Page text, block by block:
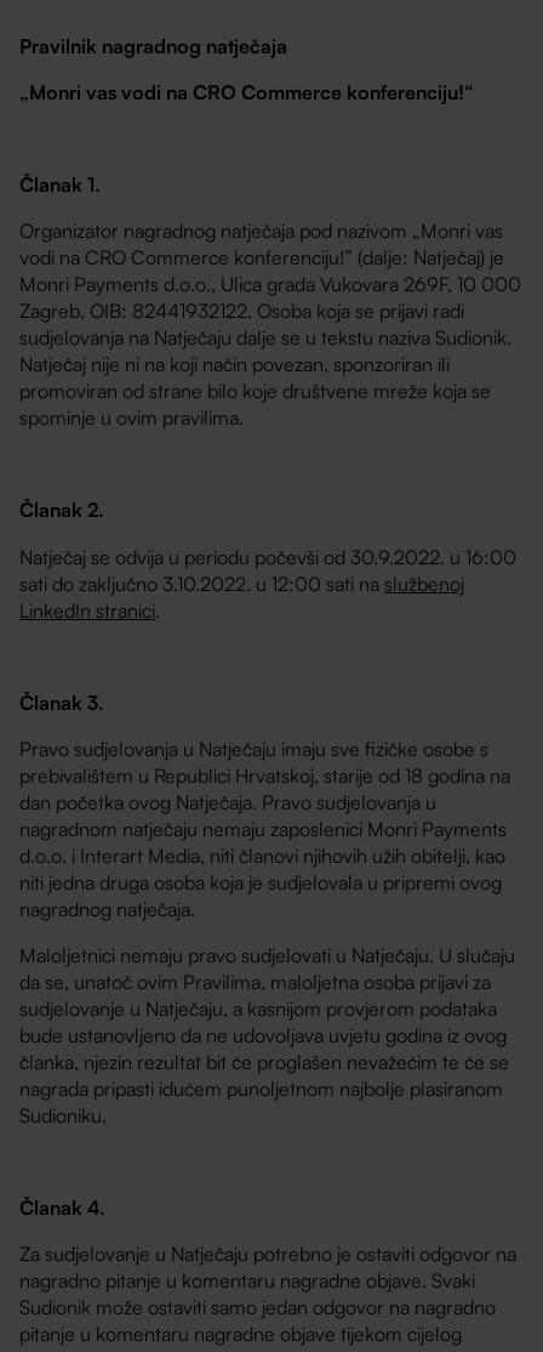
Pravilnik nagradnog natječaja
„Monri vas vodi na CRO Commerce konferenciju!“
Članak 1.
Organizator nagradnog natječaja pod nazivom „Monri vas
vodi na CRO Commerce konferenciju!” (dalje: Natječaj) je
Monri Payments d.o.o., Ulica grada Vukovara 269F, 10 000
Zagreb, OIB: 82441932122. Osoba koja se prijavi radi
sudjelovanja na Natječaju dalje se u tekstu naziva Sudionik.
Natječaj nije ni na koji način povezan, sponzoriran ili
promoviran od strane bilo koje društvene mreže koja se
spominje u ovim pravilima.
Članak 2.
Natječaj se odvija u periodu počevši od 30.9.2022. u 16:00
sati do zaključno 3.10.2022. u 12:00 sati naslužbenoj
LinkedIn stranici.
Članak 3.
Pravo sudjelovanja u Natječaju imaju sve fizičke osobe s
prebivalištem u Republici Hrvatskoj, starije od 18 godina na
dan početka ovog Natječaja. Pravo sudjelovanja u
nagradnom natječaju nemaju zaposlenici Monri Payments
d.o.o. i Interart Media, niti članovi njihovih užih obitelji, kao
niti jedna druga osoba koja je sudjelovala u pripremi ovog
nagradnog natječaja.
Maloljetnici nemaju pravo sudjelovati u Natječaju. U slučaju
da se, unatoč ovim Pravilima, maloljetna osoba prijavi za
sudjelovanje u Natječaju, a kasnijom provjerom podataka
bude ustanovljeno da ne udovoljava uvjetu godina iz ovog
članka, njezin rezultat bit će proglašen nevažećim te će se
nagrada pripasti idućem punoljetnom najbolje plasiranom
Sudioniku.
Članak 4.
Za sudjelovanje u Natječaju potrebno je ostaviti odgovor na
nagradno pitanje u komentaru nagradne objave. Svaki
Sudionik može ostaviti samo jedan odgovor na nagradno
pitanje u komentaru nagradne objave tijekom cijelog